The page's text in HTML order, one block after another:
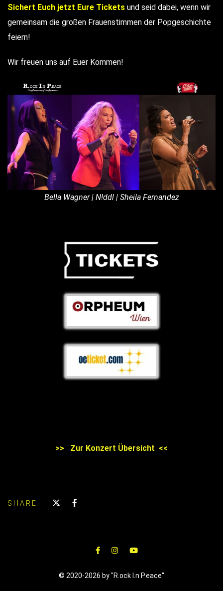
Sichert Euch jetzt Eure Tickets und seid dabei, wenn wir
gemeinsam die großen Frauenstimmen der Popgeschichte
feiern!
Wir freuen uns auf Euer Kommen!
Bella Wagner | N!ddl | Sheila Fernandez
>> Zur Konzert Übersicht <<
SHARE:
© 2020-2026 by "R.ock I.n P.eace"